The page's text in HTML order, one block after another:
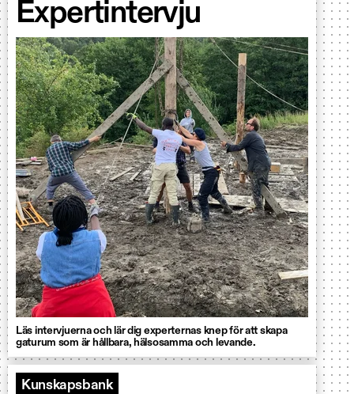
Expertintervju
Läs intervjuerna och lär dig experternas knep för att skapa
gaturum som är hållbara, hälsosamma och levande.
Kunskapsbank